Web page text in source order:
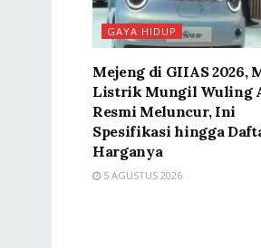
GAYA HIDUP
Mejeng di GIIAS 2026,
Listrik Mungil Wuling
Resmi Meluncur, Ini
Spesifikasi hingga
Harganya
5 AGUSTUS 2026